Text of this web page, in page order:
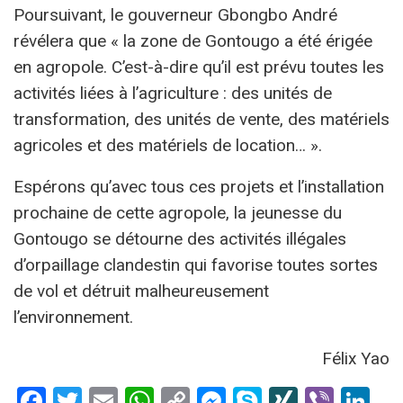
Poursuivant, le gouverneur Gbongbo André
révélera que « la zone de Gontougo a été érigée
en agropole. C’est-à-dire qu’il est prévu toutes les
activités liées à l’agriculture : des unités de
transformation, des unités de vente, des matériels
agricoles et des matériels de location… ».
Espérons qu’avec tous ces projets et l’installation
prochaine de cette agropole, la jeunesse du
Gontougo se détourne des activités illégales
d’orpaillage clandestin qui favorise toutes sortes
de vol et détruit malheureusement
l’environnement.
Félix Yao